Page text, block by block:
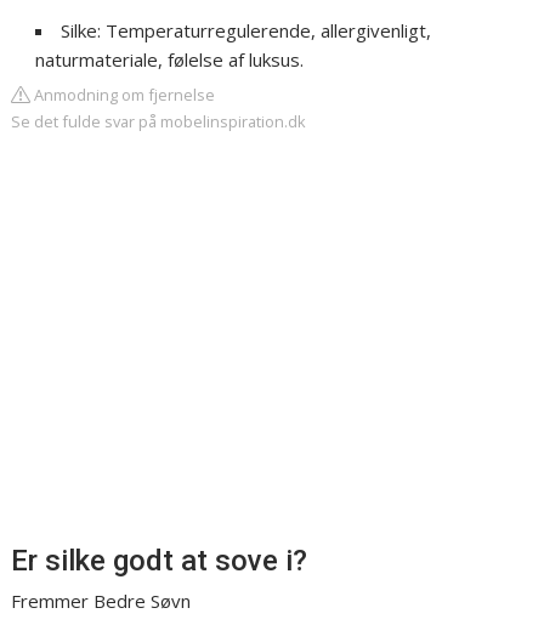
Silke: Temperaturregulerende, allergivenligt,
naturmateriale, følelse af luksus.
Anmodning om fjernelse
Se det fulde svar på mobelinspiration.dk
Er silke godt at sove i?
Fremmer Bedre Søvn